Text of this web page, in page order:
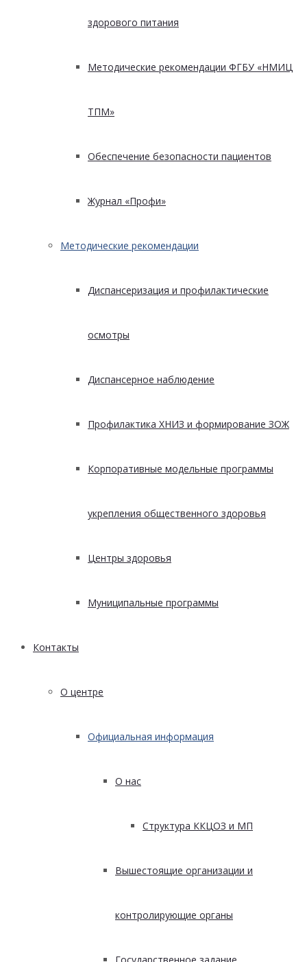
здорового питания
Методические рекомендации ФГБУ «НМИЦ
ТПМ»
Обеспечение безопасности пациентов
Журнал «Профи»
Методические рекомендации
Диспансеризация и профилактические
осмотры
Диспансерное наблюдение
Профилактика ХНИЗ и формирование ЗОЖ
Корпоративные модельные программы
укрепления общественного здоровья
Центры здоровья
Муниципальные программы
Контакты
О центре
Официальная информация
О нас
Структура ККЦОЗ и МП
Вышестоящие организации и
контролирующие органы